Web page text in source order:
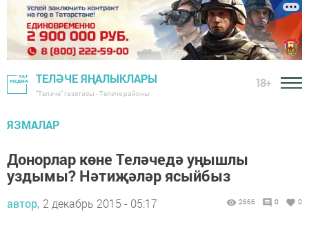
ТЕЛӘЧЕ ЯҢАЛЫКЛАРЫ
"Теләче" газетасы - Теләче районы
18+
ЯЗМАЛАР
Донорлар көне Теләчедә уңышлы
уздымы? Нәтиҗәләр ясыйбыз
автор, 2 декабрь 2015 - 05:17 2666 0 0